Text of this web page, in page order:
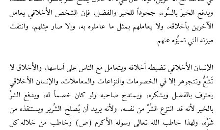
ويدفع الخيرَ بالسُّوء، جحوداً للخير والفضل، فإن الشخص الأخلاقي يعامل
الآخرين بأخلاقه، ولا يعاملهم بمثل ما عاملوه به، وإلا صار مِثلهم، وانتفت
ميزته التي تميِّزه عنهم.
الإنسان الأخلاقي تضبطه أخلاقه ويتعامل مع الناس على أساسها، والأخلاق لا
تَشُعُّ وتتجوهر إلا في الخصومات والنزاعات والمعاملات، والإنسان الأخلاقي
يعترف بالفضل ويشكره، ويمتدح صاحبه ولو كان خصماً له، ويدفع الشرَّ
بالخير لأنه قد انتزع الشَّرَّ من نفسه، ولأنه يريد أن يُصلِح الشِّرير ويستنقذه من
شَرِّه، ولهذا خاطب الله تعالى رسوله الأكرم (ص) وخاطب من خلاله كل